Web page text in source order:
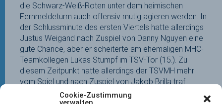
Cookie-Zustimmung
verwalten
die Schwarz-Weiß-Roten unter dem heimischen
Fernmeldeturm auch offensiv mutig agieren werden. In
der Schlussminute des ersten Viertels hatte allerdings
Justus Weigand nach Zuspiel von Danny Nguyen eine
gute Chance, aber er scheiterte am ehemaligen MHC-
Teamkollegen Lukas Stumpf im TSV-Tor (15.). Zu
diesem Zeitpunkt hatte allerdings der TSVMH mehr
vom Spiel und nach Zuspiel von Jakob Brilla traf
Marius Haber unhaltbar für MHC-Goalie Adrian Rafi im